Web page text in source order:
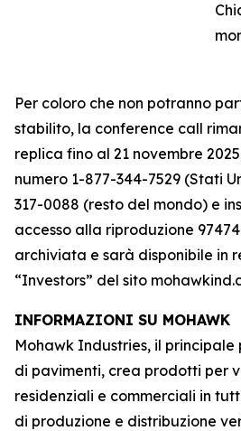
Per coloro che non potranno
stabilito, la conference call
replica fino al 21 novembre
numero 1-877-344-7529 (Stati
317-0088 (resto del mondo) e
accesso alla riproduzione
archiviata e sarà disponibile in
“Investors” del sito
INFORMAZIONI SU MOHAWK
Mohawk Industries, il
di pavimenti, crea prodotti per
residenziali e commerciali in
di produzione e distribuzione